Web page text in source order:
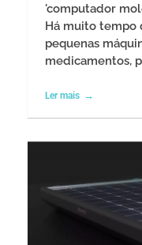
'computador
Há muito tempo
pequenas
medicamentos,
Ler mais